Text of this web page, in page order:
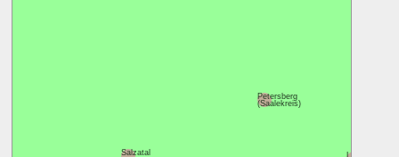
Petersberg
(Saalekreis)
Salzatal